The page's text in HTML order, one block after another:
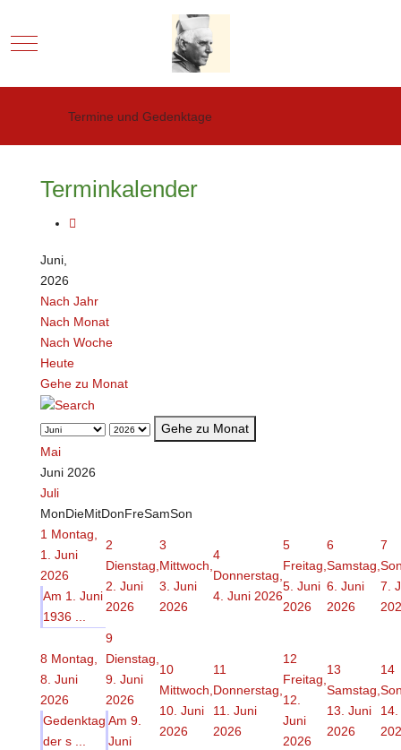
Mobile Menu Toggle
Termine und Gedenktage
Terminkalender
Juni,
2026
Nach Jahr
Nach Monat
Nach Woche
Heute
Gehe zu Monat
Gehe zu Monat
Mai
Juni 2026
Juli
MonDieMitDonFreSamSon
1 Montag,
1. Juni
2026
Am 1. Juni
1936 ...
2
Dienstag,
2. Juni
2026
3
Mittwoch,
3. Juni
2026
4
Donnerstag,
4. Juni 2026
5
Freitag,
5. Juni
2026
6
Samstag,
6. Juni
2026
7
7.
8 Montag,
8. Juni
2026
Gedenktag
der s ...
9
Dienstag,
9. Juni
2026
Am 9.
Juni
10
Mittwoch,
10. Juni
2026
11
Donnerstag,
11. Juni
2026
12
Freitag,
12.
Juni
2026
13
Samstag,
13. Juni
2026
14